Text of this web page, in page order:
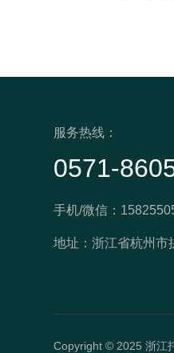
服务热线：
0571-
手机/微信：
地址：浙江省杭州市
Copyright © 2025 浙江